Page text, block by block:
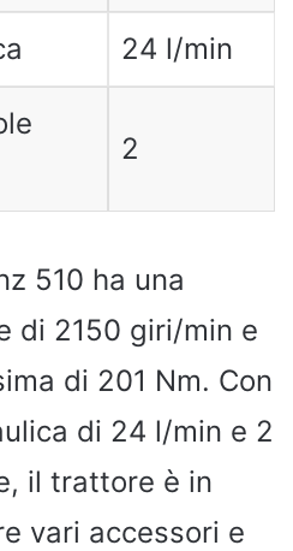
24 l/min
2
510 ha una
di 2150 giri/min e
di 201 Nm. Con
di 24 l/min e 2
il trattore è in
vari accessori e